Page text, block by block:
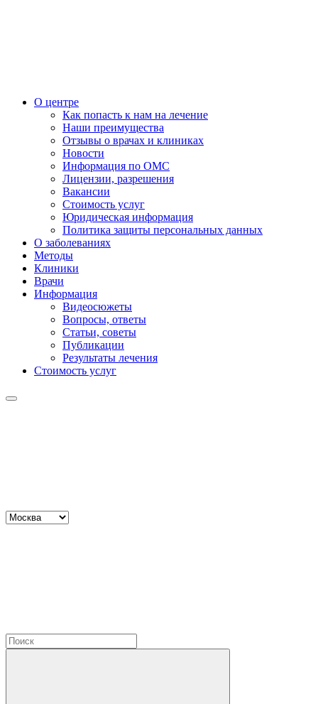
О центре
Как попасть к нам на лечение
Наши преимущества
Отзывы о врачах и клиниках
Новости
Информация по ОМС
Лицензии, разрешения
Вакансии
Стоимость услуг
Юридическая информация
Политика защиты персональных данных
О заболеваниях
Методы
Клиники
Врачи
Информация
Видеосюжеты
Вопросы, ответы
Статьи, советы
Публикации
Результаты лечения
Стоимость услуг